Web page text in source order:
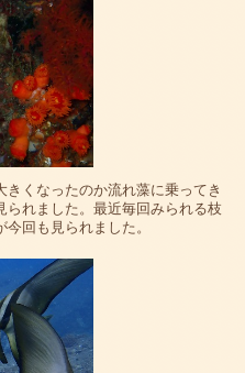
くなったのか流れ藻に乗ってき
られました。最近毎回みられる枝
回も見られました。